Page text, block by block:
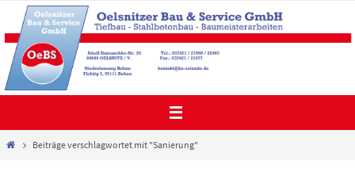
Inhalt
springen
StartBeiträge verschlagwortet mit "Sanierung"